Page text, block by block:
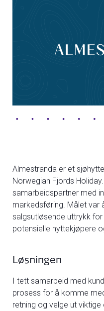
Almestranda er et
Norwegian Fjords
samarbeidspartner med
markedsføring. Målet var
salgsutløsende uttrykk
potensielle hyttekjøpere
Løsningen
I tett samarbeid med
prosess for å komme
retning og velge ut